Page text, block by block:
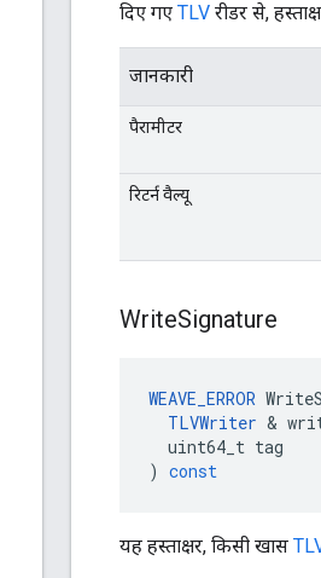
दिए गए TLV रीडर से,
जानकारी
पैरामीटर
रिटर्न वैल्यू
WriteSignature
WEAVE_ERROR
TLVWriter &
uint64_t tag
) const
यह हस्ताक्षर, किसी खास